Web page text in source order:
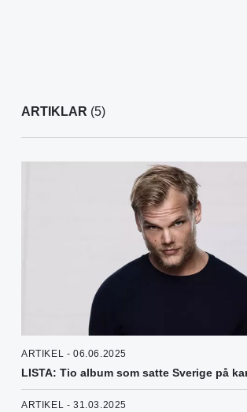
ARTIKLAR (5)
ARTIKEL - 06.06.2025
LISTA: Tio album som satte Sverige på
ARTIKEL - 31.03.2025